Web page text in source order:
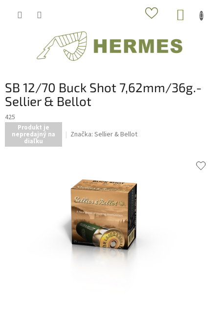
SB 12/70 Buck Shot 7,62mm/36g.-
Sellier & Bellot
425
Produkt je
nepredajný na
diaľku
Značka: Sellier & Bellot